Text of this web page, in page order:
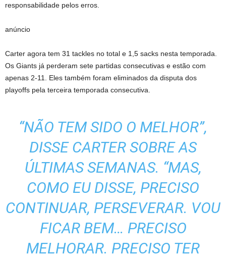
responsabilidade pelos erros.
anúncio
Carter agora tem 31 tackles no total e 1,5 sacks nesta temporada.
Os Giants já perderam sete partidas consecutivas e estão com
apenas 2-11. Eles também foram eliminados da disputa dos
playoffs pela terceira temporada consecutiva.
“NÃO TEM SIDO O MELHOR”,
DISSE CARTER SOBRE AS
ÚLTIMAS SEMANAS. “MAS,
COMO EU DISSE, PRECISO
CONTINUAR, PERSEVERAR. VOU
FICAR BEM… PRECISO
MELHORAR. PRECISO TER